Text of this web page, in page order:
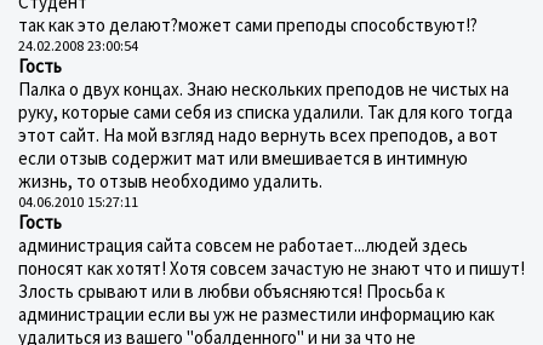
так как это делают?может сами преподы способствуют!?
24.02.2008 23:00:54
Гость
Палка о двух концах. Знаю нескольких преподов не чистых на
руку, которые сами себя из списка удалили. Так для кого тогда
этот сайт. На мой взгляд надо вернуть всех преподов, а вот
если отзыв содержит мат или вмешивается в интимную
жизнь, то отзыв необходимо удалить.
04.06.2010 15:27:11
Гость
администрация сайта совсем не работает...людей здесь
поносят как хотят! Хотя совсем зачастую не знают что и пишут!
Злость срывают или в любви объясняются! Просьба к
администрации если вы уж не разместили информацию как
удалиться из вашего "обалденного" и ни за что не